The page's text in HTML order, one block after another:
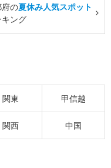
の夏休み人気スポット
キング
関東 甲信越
関西 中国